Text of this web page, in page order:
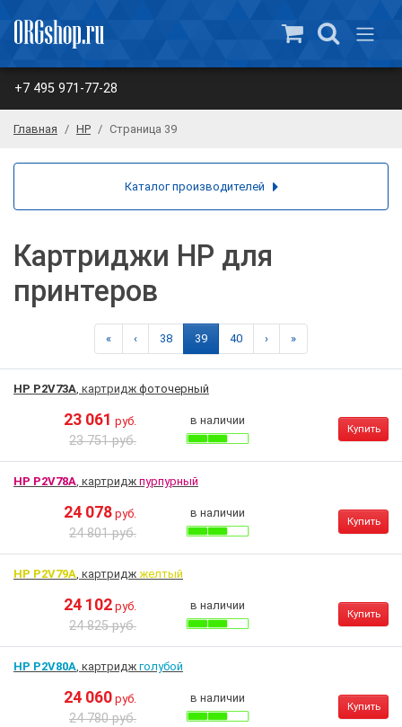
+7 495 971-77-28
Главная HP Страница 39
Картриджи HP для
принтеров
« ‹ 38 39 40 › »
HP P2V73A, картридж фоточерный
23 061 руб.
23 751 руб.
в наличии
Купить
HP P2V78A, картридж пурпурный
24 078 руб.
24 801 руб.
в наличии
Купить
HP P2V79A, картридж желтый
24 102 руб.
24 825 руб.
в наличии
Купить
HP P2V80A, картридж голубой
24 060 руб.
24 780 руб.
в наличии
Купить